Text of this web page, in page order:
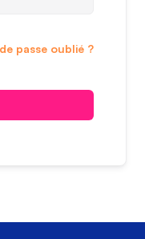
passe oublié ?